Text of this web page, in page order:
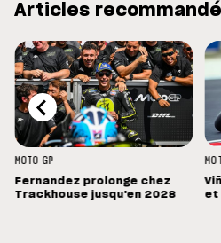
Articles
MOTO GP
Fernandez prolonge chez
Trackhouse jusqu'en 2028
et